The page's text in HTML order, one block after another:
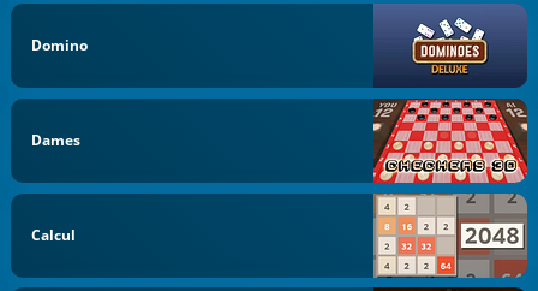
Domino
Dames
Calcul